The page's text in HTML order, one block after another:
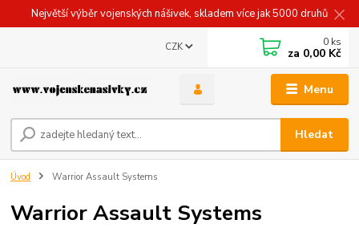
Největší výběr vojenských nášivek, skladem více jak 5000 druhů
Menu
CZK
Hledat
0 ks
za 0,00 Kč
Úvod Warrior Assault Systems
Warrior Assault Systems